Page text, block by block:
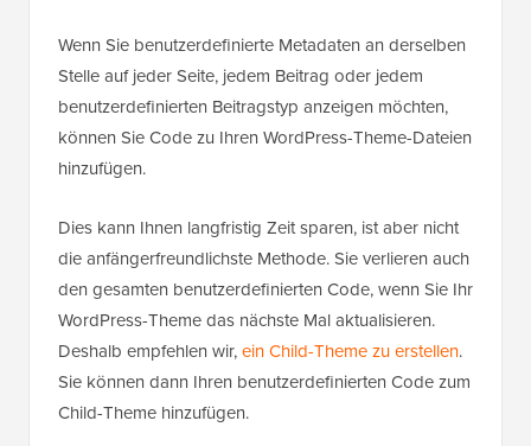
Wenn Sie benutzerdefinierte Metadaten an derselben
Stelle auf jeder Seite, jedem Beitrag oder jedem
benutzerdefinierten Beitragstyp anzeigen möchten,
können Sie Code zu Ihren WordPress-Theme-Dateien
hinzufügen.
Dies kann Ihnen langfristig Zeit sparen, ist aber nicht
die anfängerfreundlichste Methode. Sie verlieren auch
den gesamten benutzerdefinierten Code, wenn Sie Ihr
WordPress-Theme das nächste Mal aktualisieren.
Deshalb empfehlen wir,ein Child-Theme zu erstellen.
Sie können dann Ihren benutzerdefinierten Code zum
Child-Theme hinzufügen.